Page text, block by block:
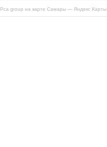
Pca group на карте Самары — Яндекс Карты